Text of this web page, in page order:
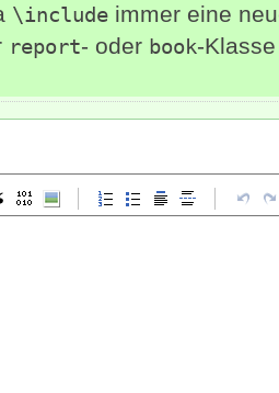
\include immer eine
report- oder book-Klasse